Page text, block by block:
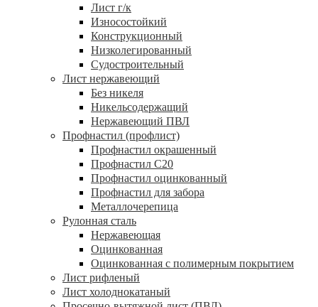
Лист г/к
Износостойкий
Конструкционный
Низколегированный
Судостроительный
Лист нержавеющий
Без никеля
Никельсодержащий
Нержавеющий ПВЛ
Профнастил (профлист)
Профнастил окрашенный
Профнастил С20
Профнастил оцинкованный
Профнастил для забора
Металлочерепица
Рулонная сталь
Нержавеющая
Оцинкованная
Оцинкованная с полимерным покрытием
Лист рифленый
Лист холоднокатаный